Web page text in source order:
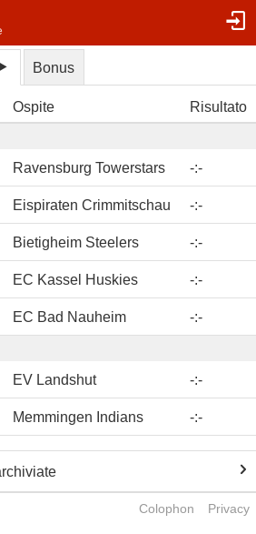
Bonus
Ospite Risultato
Ravensburg Towerstars -:-
Eispiraten Crimmitschau -:-
Bietigheim Steelers -:-
EC Kassel Huskies -:-
EC Bad Nauheim -:-
EV Landshut -:-
Memmingen Indians -:-
Colophon Privacy